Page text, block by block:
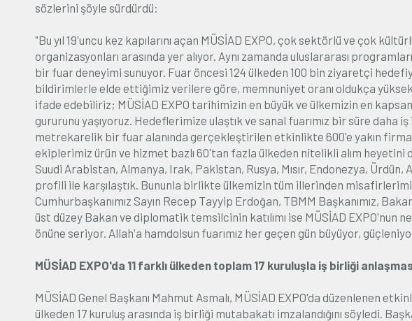
sözlerini şöyle sürdürdü:
"Bu yıl 19'uncu kez kapılarını açan MÜSİAD EXPO, çok sektörlü ve çok
organizasyonları arasında yer alıyor. Aynı zamanda uluslararası
bir fuar deneyimi sunuyor. Fuar öncesi 124 ülkeden 100 bin ziyaretçi
bildirimlerle elde ettiğimiz verilere göre, memnuniyet oranı oldukça
ifade edebiliriz; MÜSİAD EXPO tarihimizin en büyük ve ülkemizin en
gururunu yaşıyoruz. Hedeflerimize ulaştık ve sanal fuarımız bir süre daha
metrekarelik bir fuar alanında gerçekleştirilen etkinlikte 600'e yakın
ekiplerimiz ürün ve hizmet bazlı 60'tan fazla ülkeden nitelikli alım
Suudi Arabistan, Almanya, Irak, Pakistan, Rusya, Mısır, Endonezya,
profili ile karşılaştık. Bununla birlikte ülkemizin tüm illerinden
Cumhurbaşkanımız Sayın Recep Tayyip Erdoğan, TBMM Başkanımız,
üst düzey Bakan ve diplomatik temsilcinin katılımı ise MÜSİAD EXPO'nun
önüne seriyor. Allah'a hamdolsun fuarımız her geçen gün büyüyor,
MÜSİAD EXPO'da 11 farklı ülkeden toplam 17 kuruluşla iş birliği
MÜSİAD Genel Başkanı Mahmut Asmalı, MÜSİAD EXPO'da düzenlenen
ülkeden 17 kuruluş arasında iş birliği mutabakatı imzalandığını söyledi.